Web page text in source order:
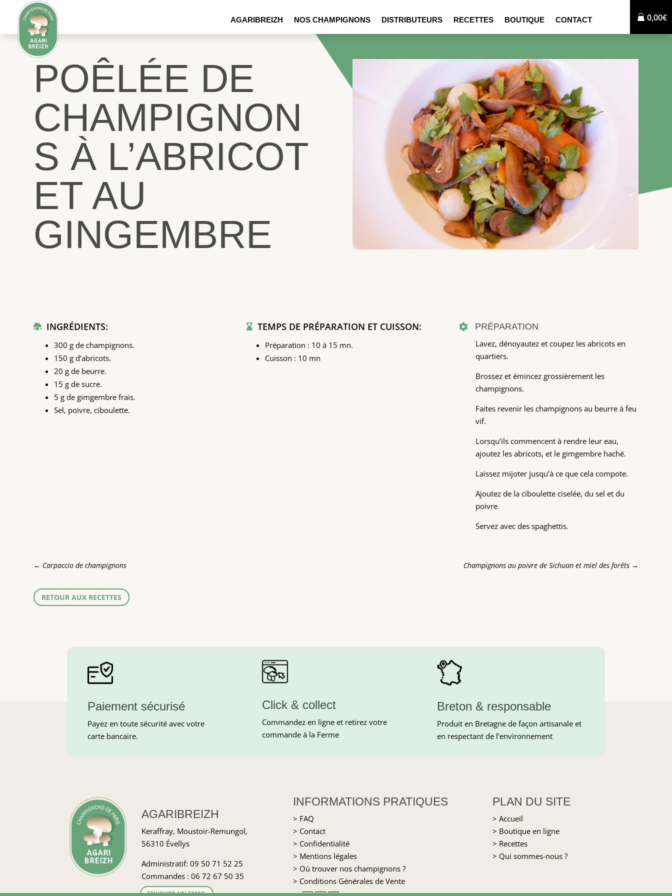
AGARIBREIZH NOS CHAMPIGNONS DISTRIBUTEURS RECETTES BOUTIQUE CONTACT 0,00€
POÊLÉE DE
CHAMPIGNON
S À L’ABRICOT
ET AU
GINGEMBRE
INGRÉDIENTS:
300 g de champignons.
150 g d’abricots.
20 g de beurre.
15 g de sucre.
5 g de gimgembre frais.
Sel, poivre, ciboulette.
TEMPS DE PRÉPARATION ET CUISSON:
Préparation : 10 à 15 mn.
Cuisson : 10 mn

PRÉPARATION
Lavez, dénoyautez et coupez les abricots en
quartiers.
Brossez et émincez grossièrement les
champignons.
Faites revenir les champignons au beurre à feu
vif.
Lorsqu’ils commencent à rendre leur eau,
ajoutez les abricots, et le gimgembre haché.
Laissez mijoter jusqu’à ce que cela compote.
Ajoutez de la ciboulette ciselée, du sel et du
poivre.
Servez avec des spaghettis.
← Carpaccio de champignons Champignons au poivre de Sichuan et miel des forêts→
RETOUR AUX RECETTES
Paiement sécurisé
Payez en toute sécurité avec votre
carte bancaire.
Click & collect
Commandez en ligne et retirez votre
commande à la Ferme
Breton & responsable
Produit en Bretagne de façon artisanale et
en respectant de l’environnement
AGARIBREIZH
Keraffray, Moustoir-Remungol,
56310 Évellys
Administratif: 09 50 71 52 25
Commandes : 06 72 67 50 35
ENVOYER UN EMAIL
INFORMATIONS PRATIQUES
> FAQ
> Contact
> Confidentialité
> Mentions légales
> Où trouver nos champignons ?
> Conditions Générales de Vente
PLAN DU SITE
> Accueil
> Boutique en ligne
> Recettes
> Qui sommes-nous ?